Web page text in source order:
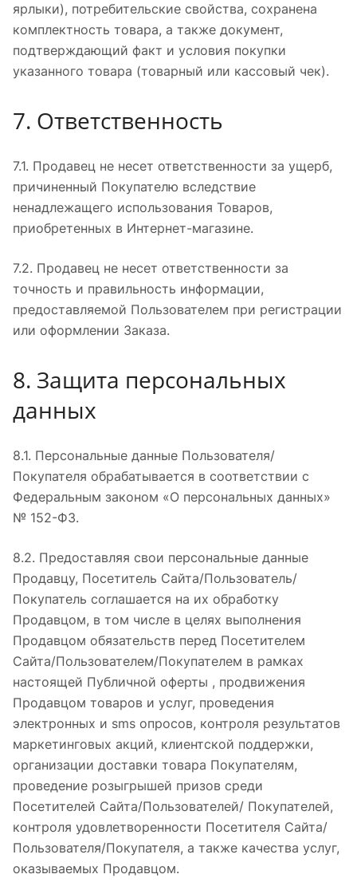
ярлыки), потребительские свойства, сохранена
комплектность товара, а также документ,
подтверждающий факт и условия покупки
указанного товара (товарный или кассовый чек).
7. Ответственность
7.1. Продавец не несет ответственности за ущерб,
причиненный Покупателю вследствие
ненадлежащего использования Товаров,
приобретенных в Интернет-магазине.
7.2. Продавец не несет ответственности за
точность и правильность информации,
предоставляемой Пользователем при регистрации
или оформлении Заказа.
8. Защита персональных
данных
8.1. Персональные данные Пользователя/
Покупателя обрабатывается в соответствии с
Федеральным законом «О персональных данных»
№ 152-ФЗ.
8.2. Предоставляя свои персональные данные
Продавцу, Посетитель Сайта/Пользователь/
Покупатель соглашается на их обработку
Продавцом, в том числе в целях выполнения
Продавцом обязательств перед Посетителем
Сайта/Пользователем/Покупателем в рамках
настоящей Публичной оферты , продвижения
Продавцом товаров и услуг, проведения
электронных и sms опросов, контроля результатов
маркетинговых акций, клиентской поддержки,
организации доставки товара Покупателям,
проведение розыгрышей призов среди
Посетителей Сайта/Пользователей/ Покупателей,
контроля удовлетворенности Посетителя Сайта/
Пользователя/Покупателя, а также качества услуг,
оказываемых Продавцом.